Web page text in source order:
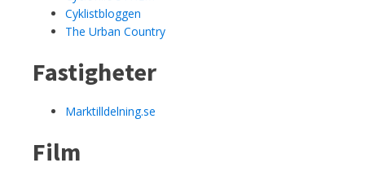
Cyklistbloggen
The Urban Country
Fastigheter
Marktilldelning.se
Film